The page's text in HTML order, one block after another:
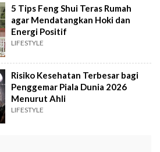
5 Tips Feng Shui Teras Rumah
agar Mendatangkan Hoki dan
Energi Positif
LIFESTYLE
Risiko Kesehatan Terbesar bagi
Penggemar Piala Dunia 2026
Menurut Ahli
LIFESTYLE